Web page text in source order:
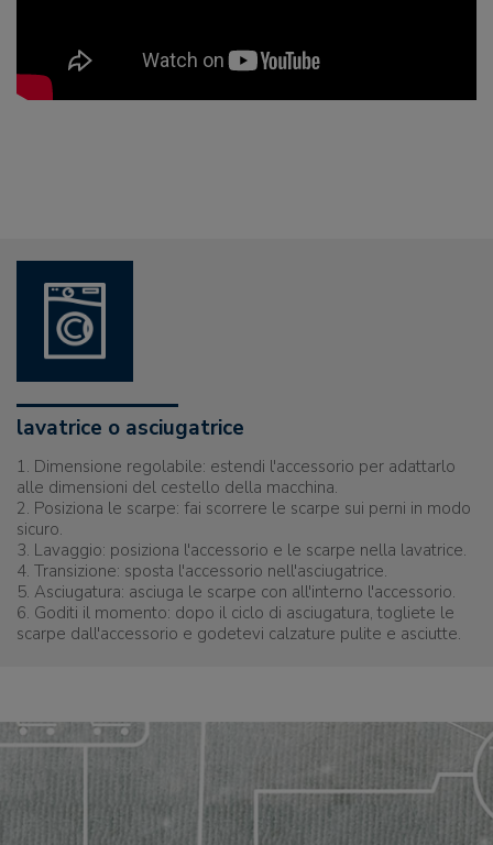
lavatrice o asciugatrice
1. Dimensione regolabile: estendi l'accessorio per adattarlo
alle dimensioni del cestello della macchina.
2. Posiziona le scarpe: fai scorrere le scarpe sui perni in modo
sicuro.
3. Lavaggio: posiziona l'accessorio e le scarpe nella lavatrice.
4. Transizione: sposta l'accessorio nell'asciugatrice.
5. Asciugatura: asciuga le scarpe con all'interno l'accessorio.
6. Goditi il momento: dopo il ciclo di asciugatura, togliete le
scarpe dall'accessorio e godetevi calzature pulite e asciutte.